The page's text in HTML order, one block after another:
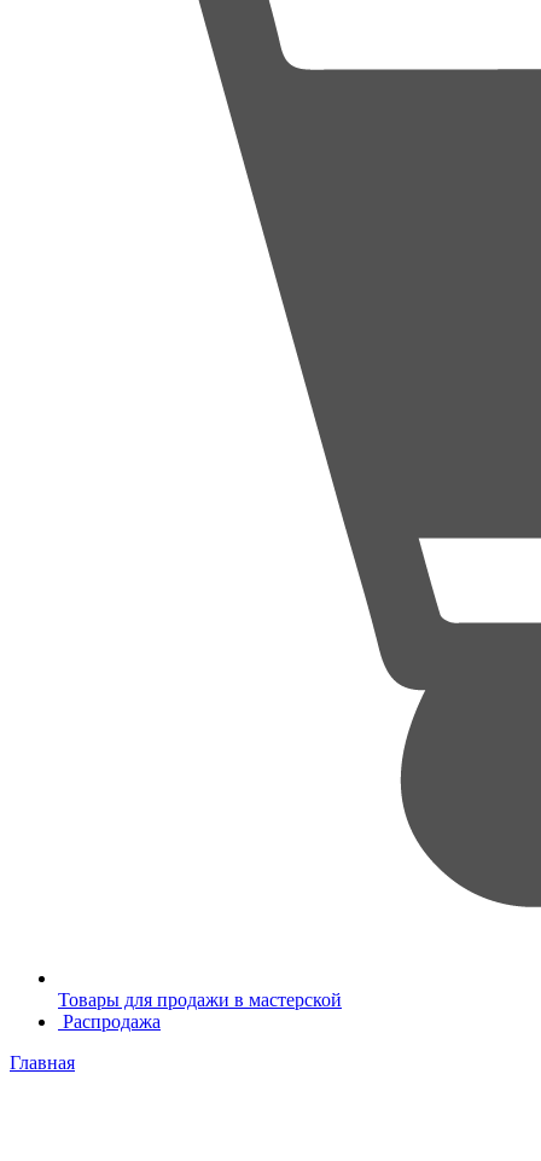
Товары для продажи в мастерской
Распродажа
Главная